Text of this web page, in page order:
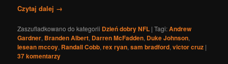
Czytaj dalej →
Zaszufladkowano do kategorii Dzień dobry NFL |Tagi:Andrew
Gardner, Branden Albert, Darren McFadden, Duke Johnson,
lesean mccoy, Randall Cobb,rex ryan,sam bradford,victor cruz |
37komentarzy